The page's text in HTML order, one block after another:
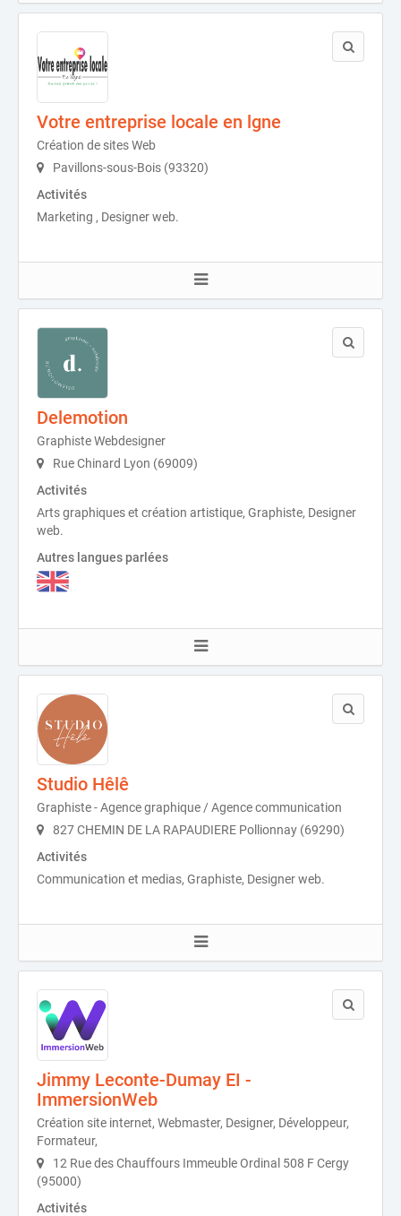
Votre entreprise locale en lgne
Création de sites Web
Pavillons-sous-Bois (93320)
Activités
Marketing , Designer web.
Delemotion
Graphiste Webdesigner
Rue Chinard Lyon (69009)
Activités
Arts graphiques et création artistique, Graphiste, Designer
web.
Autres langues parlées
Studio Hêlê
Graphiste - Agence graphique / Agence communication
827 CHEMIN DE LA RAPAUDIERE Pollionnay (69290)
Activités
Communication et medias, Graphiste, Designer web.
Jimmy Leconte-Dumay EI -
ImmersionWeb
Création site internet, Webmaster, Designer, Développeur,
Formateur,
12 Rue des Chauffours Immeuble Ordinal 508 F Cergy
(95000)
Activités